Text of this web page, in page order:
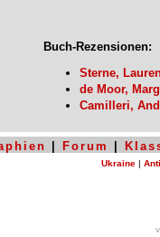
Buch-Rezensionen:
Sterne,
de Moor,
Camilleri,
Forum
Ukraine |